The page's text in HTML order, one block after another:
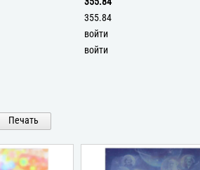
355.84
войти
войти
Печать